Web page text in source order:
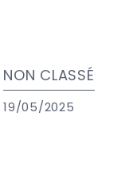
NON CLASSÉ
19/05/2025